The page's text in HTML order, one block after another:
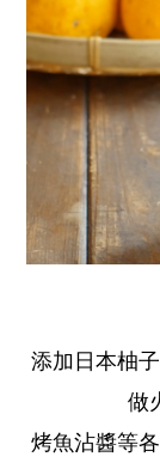
添加日本柚
做
烤魚沾醬等